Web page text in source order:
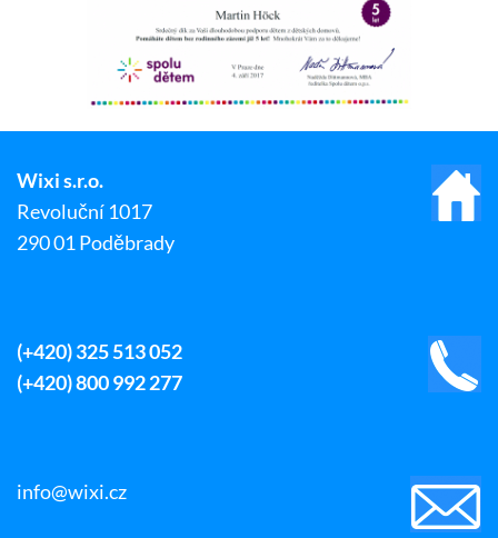
Wixi s.r.o.
Revoluční 1017
290 01 Poděbrady
(+420) 325 513 052
(+420) 800 992 277
info@wixi.cz